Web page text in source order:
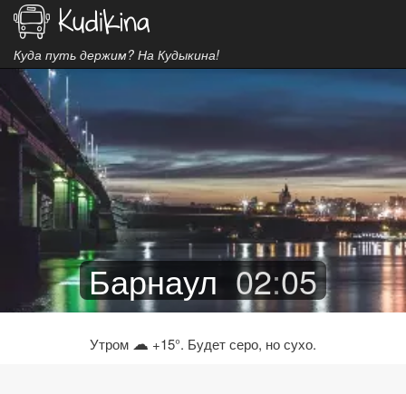
Куда путь держим? На Кудыкина!
Барнаул 02:05
Утром ☁ +15°. Будет серо, но сухо.